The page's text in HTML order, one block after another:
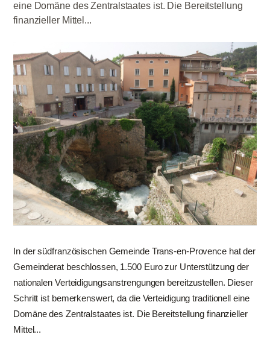
eine Domäne des Zentralstaates ist. Die Bereitstellung
finanzieller Mittel...
In der südfranzösischen Gemeinde Trans-en-Provence hat der
Gemeinderat beschlossen, 1.500 Euro zur Unterstützung der
nationalen Verteidigungsanstrengungen bereitzustellen. Dieser
Schritt ist bemerkenswert, da die Verteidigung traditionell eine
Domäne des Zentralstaates ist. Die Bereitstellung finanzieller
Mittel...